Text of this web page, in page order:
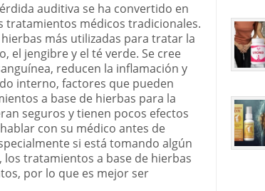
auditiva se ha convertido en
tratamientos médicos tradicionales.
más utilizadas para tratar la
el jengibre y el té verde. Se cree
reducen la inflamación y
interno, factores que pueden
a base de hierbas para la
seguros y tienen pocos efectos
con su médico antes de
si está tomando algún
tratamientos a base de hierbas
por lo que es mejor ser